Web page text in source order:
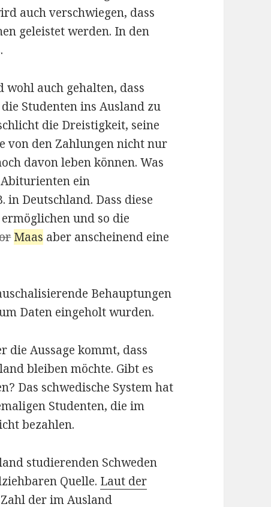
auch verschwiegen, dass
geleistet werden. In den
auch gehalten, dass
Studenten ins Ausland zu
die Dreistigkeit, seine
von den Zahlungen nicht nur
davon leben können. Was
ein
Deutschland. Dass diese
und so die
Maas aber anscheinend eine
Behauptungen
Daten eingeholt wurden.
die Aussage kommt, dass
bleiben möchte. Gibt es
Das schwedische System hat
Studenten, die im
bezahlen.
studierenden Schweden
Quelle. Laut der
der im Ausland